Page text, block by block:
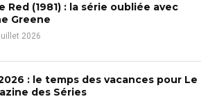
C
Red (1981) : la série oubliée avec
Greene
2026
: le temps des vacances pour Le
des Séries